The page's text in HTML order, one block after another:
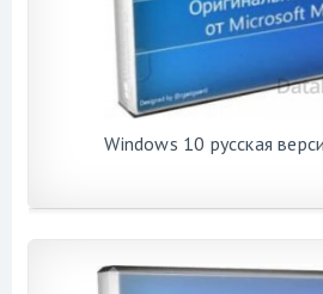
Windows 10 русская